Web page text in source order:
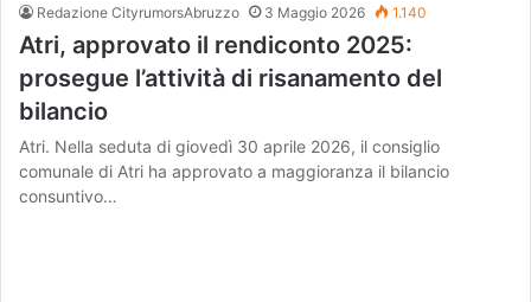
Redazione CityrumorsAbruzzo 3 Maggio 2026 1.140
Atri, approvato il rendiconto 2025:
prosegue l’attività di risanamento del
bilancio
Atri. Nella seduta di giovedì 30 aprile 2026, il consiglio
comunale di Atri ha approvato a maggioranza il bilancio
consuntivo…